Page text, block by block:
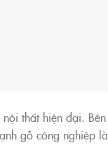
thất hiện đại.
gỗ công nghiệp